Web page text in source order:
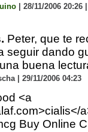
| 28/11/2006 20:26 |
Peter, que te
seguir dando
buena
| 29/11/2006 04:23
<a
Buy Online